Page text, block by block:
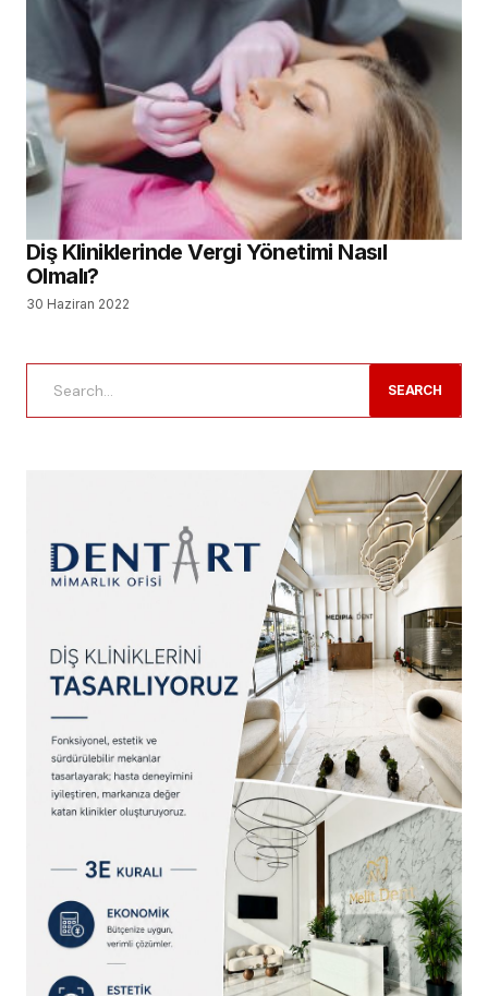
Diş Kliniklerinde Vergi Yönetimi Nasıl
Olmalı?
30 Haziran 2022
SEARCH